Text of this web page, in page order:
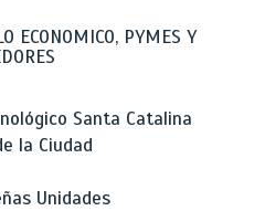
ECONOMICO, PYMES Y
Santa Catalina
la Ciudad
Unidades